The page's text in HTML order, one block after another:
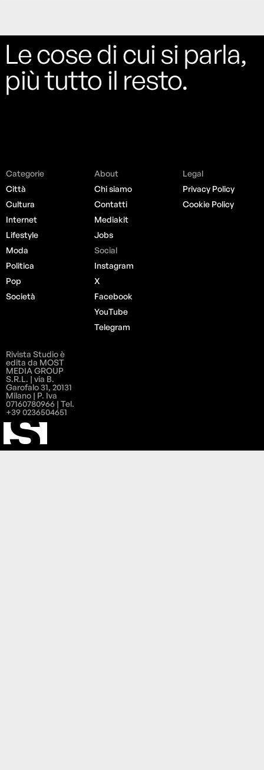
Le cose di cui si parla,
più tutto il resto.
Categorie
Città
Cultura
Internet
Lifestyle
Moda
Politica
Pop
Società
About
Chi siamo
Contatti
Mediakit
Jobs
Social
Instagram
X
Facebook
YouTube
Telegram
Legal
Privacy Policy
Cookie Policy
Rivista Studio è
edita da MOST
MEDIA GROUP
S.R.L. | via B.
Garofalo 31, 20131
Milano | P. Iva
07160780966 | Tel.
+39 0236504651